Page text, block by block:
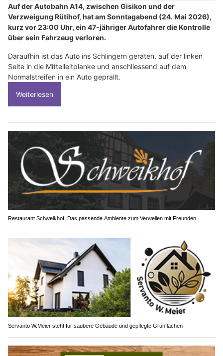
Auf der Autobahn A14, zwischen Gisikon und der
Verzweigung Rütihof, hat am Sonntagabend (24. Mai 2026),
kurz vor 23:00 Uhr, ein 47-jähriger Autofahrer die Kontrolle
über sein Fahrzeug verloren.
Daraufhin ist das Auto ins Schlingern geraten, auf der linken
Seite in die Mittelleitplanke und anschliessend auf dem
Normalstreifen in ein Auto geprallt.
Weiterlesen
Restaurant Schweikhof: Das passende Ambiente zum Verweilen mit Freunden
Servanto W.Meier steht für saubere Gebäude und gepflegte Grünflächen